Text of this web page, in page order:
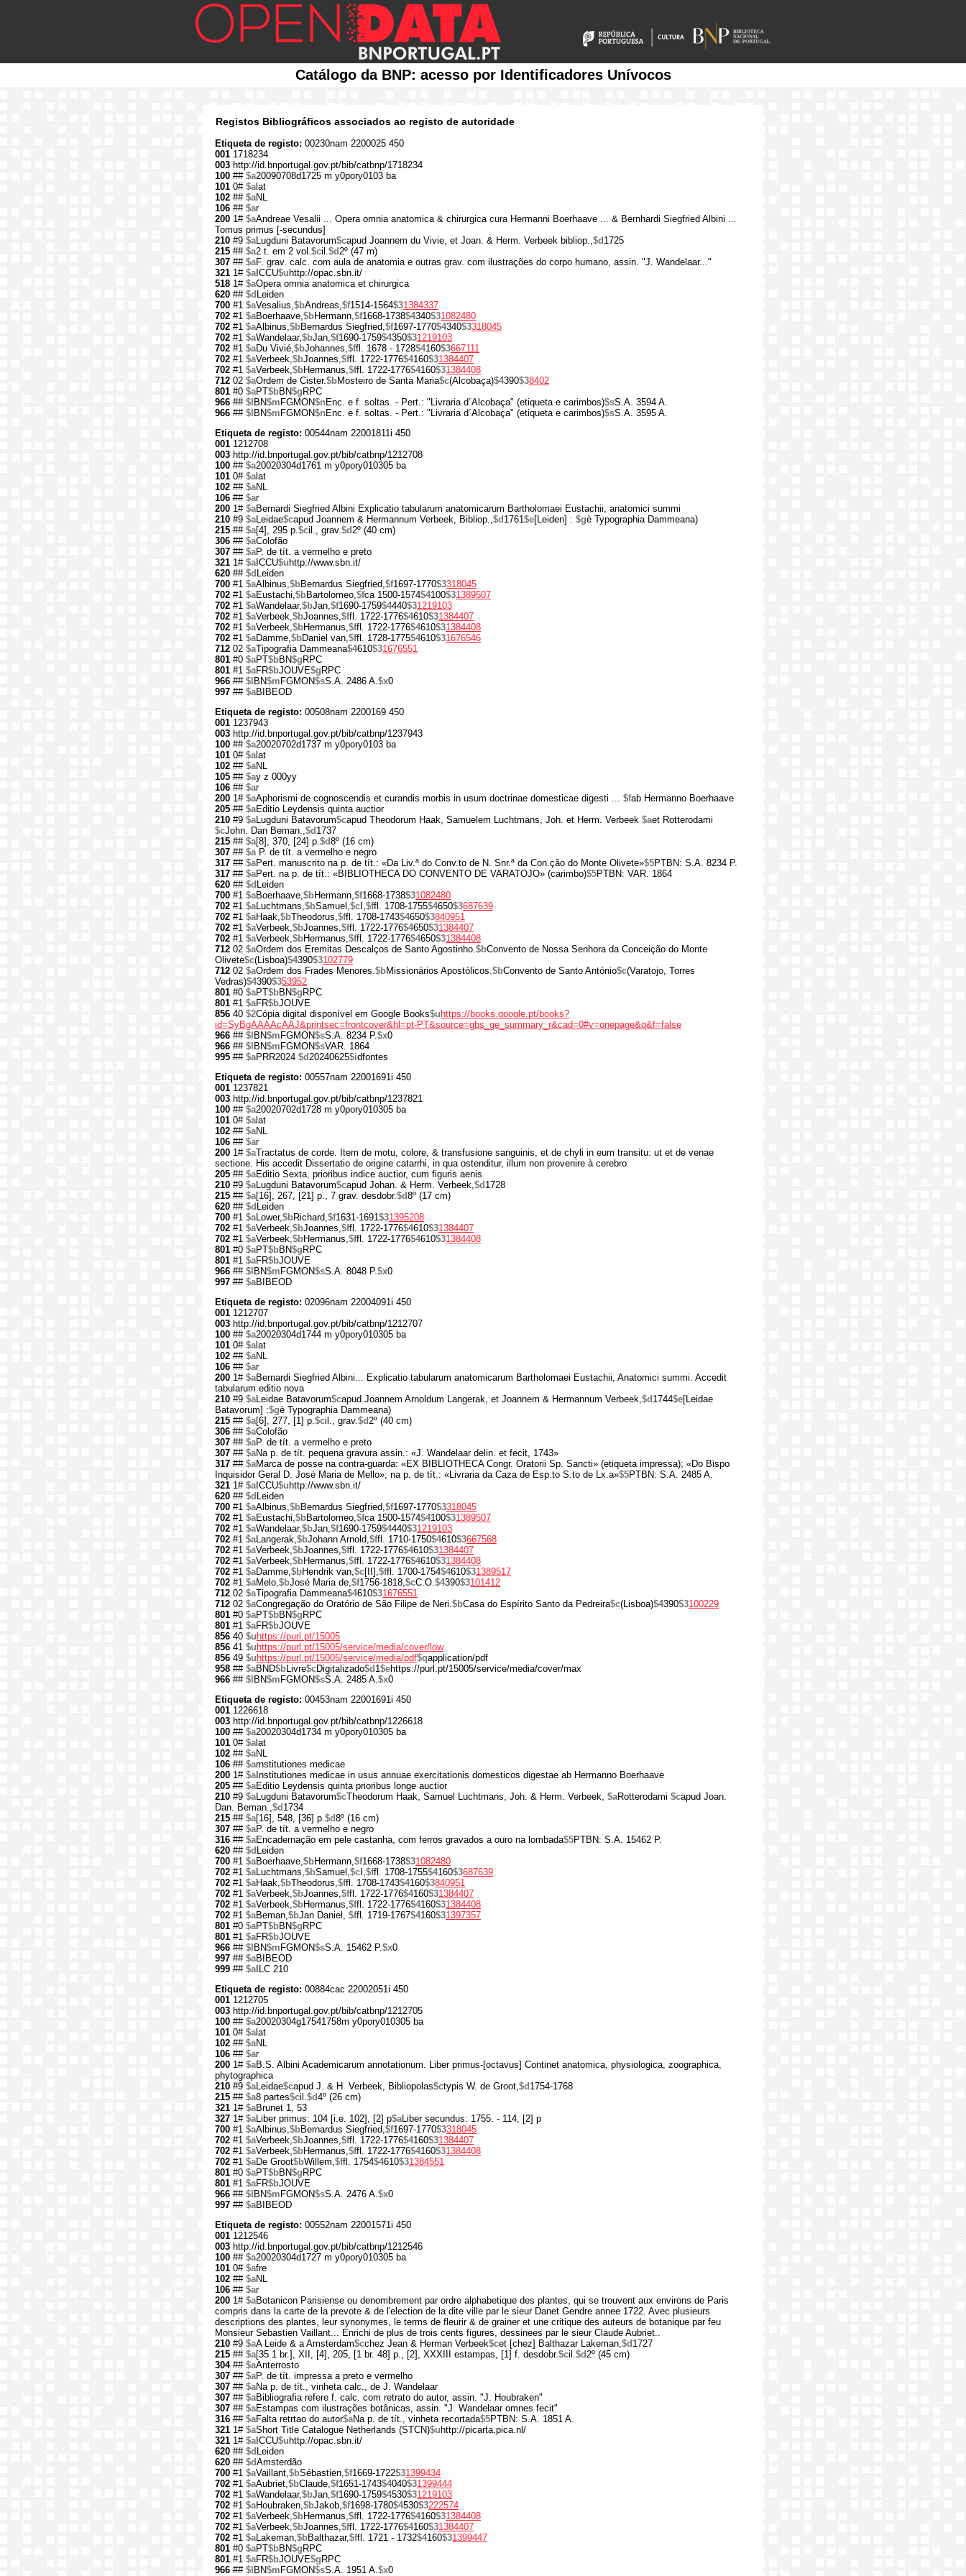
Catálogo da BNP: acesso por Identificadores Unívocos
Registos Bibliográficos associados ao registo de autoridade
Etiqueta de registo: 00230nam 2200025 450
001 1718234
003 http://id.bnportugal.gov.pt/bib/catbnp/1718234
100 ## $a20090708d1725 m y0pory0103 ba
101 0# $alat
102 ## $aNL
106 ## $ar
200 1# $aAndreae Vesalii ... Opera omnia anatomica & chirurgica cura Hermanni Boerhaave ... & Bernhardi Siegfried Albini ...
Tomus primus [-secundus]
210 #9 $aLugduni Batavorum$capud Joannem du Vivie, et Joan. & Herm. Verbeek bibliop.,$d 1725
215 ## $a2 t. em 2 vol.$cil.$d2º (47 m)
307 ## $aF. grav. calc. com aula de anatomia e outras grav. com ilustrações do corpo humano, assin. "J. Wandelaar..."
321 1# $aICCU$u http://opac.sbn.it/
518 1# $aOpera omnia anatomica et chirurgica
620 ## $d Leiden
700 #1 $aVesalius,$bAndreas,$f1514-1564$31384337
702 #1 $aBoerhaave,$bHermann,$f1668-1738$4340$31082480
702 #1 $aAlbinus,$bBernardus Siegfried,$f1697-1770$4340$3318045
702 #1 $aWandelaar,$bJan,$f1690-1759$4350$31219103
702 #1 $aDu Vivié,$bJohannes,$ffl. 1678 - 1728$4160$3667111
702 #1 $aVerbeek,$bJoannes,$ffl. 1722-1776$4160$31384407
702 #1 $aVerbeek,$bHermanus,$ffl. 1722-1776$4160$31384408
712 02 $aOrdem de Cister.$bMosteiro de Santa Maria$c(Alcobaça)$4390$38402
801 #0 $aPT$bBN$g RPC
966 ## $l BN$m FGMON$n Enc. e f. soltas. - Pert.: "Livraria d´Alcobaça" (etiqueta e carimbos)$sS.A. 3594 A.
966 ## $l BN$m FGMON$n Enc. e f. soltas. - Pert.: "Livraria d´Alcobaça" (etiqueta e carimbos)$sS.A. 3595 A.
Etiqueta de registo: 00544nam 22001811i 450
001 1212708
003 http://id.bnportugal.gov.pt/bib/catbnp/1212708
100 ## $a20020304d1761 m y0pory010305 ba
101 0# $alat
102 ## $aNL
106 ## $ar
200 1# $aBernardi Siegfried Albini Explicatio tabularum anatomicarum Bartholomaei Eustachii, anatomici summi
210 #9 $aLeidae$capud Joannem & Hermannum Verbeek, Bibliop.,$d 1761$e[Leiden] : $gè Typographia Dammeana)
215 ## $a[4], 295 p.$cil., grav.$d2º (40 cm)
306 ## $aColofão
307 ## $aP. de tít. a vermelho e preto
321 1# $aICCU$u http://www.sbn.it/
620 ## $d Leiden
700 #1 $aAlbinus,$bBernardus Siegfried,$f1697-1770$3318045
702 #1 $aEustachi,$bBartolomeo,$fca 1500-1574$4100$31389507
702 #1 $aWandelaar,$bJan,$f1690-1759$4440$31219103
702 #1 $aVerbeek,$bJoannes,$ffl. 1722-1776$4610$31384407
702 #1 $aVerbeek,$bHermanus,$ffl. 1722-1776$4610$31384408
702 #1 $aDamme,$bDaniel van,$ffl. 1728-1775$4610$31676546
712 02 $aTipografia Dammeana$4610$31676551
801 #0 $aPT$bBN$g RPC
801 #1 $aFR$bJOUVE$g RPC
966 ## $l BN$m FGMON$sS.A. 2486 A.$x0
997 ## $aBIBEOD
Etiqueta de registo: 00508nam 2200169 450
001 1237943
003 http://id.bnportugal.gov.pt/bib/catbnp/1237943
100 ## $a20020702d1737 m y0pory0103 ba
101 0# $alat
102 ## $aNL
105 ## $ay z 000yy
106 ## $ar
200 1# $aAphorismi de cognoscendis et curandis morbis in usum doctrinae domesticae digesti ... $fab Hermanno Boerhaave
205 ## $aEditio Leydensis quinta auctior
210 #9 $aLugduni Batavorum$capud Theodorum Haak, Samuelem Luchtmans, Joh. et Herm. Verbeek $aet Rotterodami
$cJohn. Dan Beman.,$d 1737
215 ## $a[8], 370, [24] p.$d8º (16 cm)
307 ## $aP. de tít. a vermelho e negro
317 ## $aPert. manuscrito na p. de tít.: «Da Liv.ª do Conv.to de N. Snr.ª da Con.ção do Monte Olivete»$5PTBN: S.A. 8234 P.
317 ## $aPert. na p. de tít.: «BIBLIOTHECA DO CONVENTO DE VARATOJO» (carimbo)$5PTBN: VAR. 1864
620 ## $d Leiden
700 #1 $aBoerhaave,$bHermann,$f1668-1738$31082480
702 #1 $aLuchtmans,$bSamuel,$c I,$ffl. 1708-1755$4650$3687639
702 #1 $aHaak,$bTheodorus,$ffl. 1708-1743$4650$3840951
702 #1 $aVerbeek,$bJoannes,$ffl. 1722-1776$4650$31384407
702 #1 $aVerbeek,$bHermanus,$ffl. 1722-1776$4650$31384408
712 02 $aOrdem dos Eremitas Descalços de Santo Agostinho.$bConvento de Nossa Senhora da Conceição do Monte
Olivete$c(Lisboa)$4390$3102779
712 02 $aOrdem dos Frades Menores.$bMissionários Apostólicos.$bConvento de Santo António$c(Varatojo, Torres
Vedras)$4390$353952
801 #0 $aPT$bBN$g RPC
801 #1 $aFR$bJOUVE
856 40 $2Cópia digital disponível em Google Books$u https://books.google.pt/books?
id=SyBgAAAAcAAJ&printsec=frontcover&hl=pt-PT&source=gbs_ge_summary_r&cad=0#v=onepage&q&f=false
966 ## $l BN$m FGMON$sS.A. 8234 P.$x0
966 ## $l BN$m FGMON$sVAR. 1864
995 ## $aPRR2024 $d20240625$idfontes
Etiqueta de registo: 00557nam 22001691i 450
001 1237821
003 http://id.bnportugal.gov.pt/bib/catbnp/1237821
100 ## $a20020702d1728 m y0pory010305 ba
101 0# $alat
102 ## $aNL
106 ## $ar
200 1# $aTractatus de corde. Item de motu, colore, & transfusione sanguinis, et de chyli in eum transitu: ut et de venae
sectione. His accedit Dissertatio de origine catarrhi, in qua ostenditur, illum non provenire à cerebro
205 ## $aEditio Sexta, prioribus indice auctior, cum figuris aenis
210 #9 $aLugduni Batavorum$capud Johan. & Herm. Verbeek,$d 1728
215 ## $a[16], 267, [21] p., 7 grav. desdobr.$d8º (17 cm)
620 ## $d Leiden
700 #1 $aLower,$bRichard,$f1631-1691$31395208
702 #1 $aVerbeek,$bJoannes,$ffl. 1722-1776$4610$31384407
702 #1 $aVerbeek,$bHermanus,$ffl. 1722-1776$4610$31384408
801 #0 $aPT$bBN$g RPC
801 #1 $aFR$bJOUVE
966 ## $l BN$m FGMON$sS.A. 8048 P.$x0
997 ## $aBIBEOD
Etiqueta de registo: 02096nam 22004091i 450
001 1212707
003 http://id.bnportugal.gov.pt/bib/catbnp/1212707
100 ## $a20020304d1744 m y0pory010305 ba
101 0# $alat
102 ## $aNL
106 ## $ar
200 1# $aBernardi Siegfried Albini... Explicatio tabularum anatomicarum Bartholomaei Eustachii, Anatomici summi. Accedit
tabularum editio nova
210 #9 $aLeidae Batavorum$capud Joannem Arnoldum Langerak, et Joannem & Hermannum Verbeek,$d 1744$e[Leidae
Batavorum] :$gè Typographia Dammeana)
215 ## $a[6], 277, [1] p.$cil., grav.$d2º (40 cm)
306 ## $aColofão
307 ## $aP. de tít. a vermelho e preto
307 ## $aNa p. de tít. pequena gravura assin.: «J. Wandelaar delin. et fecit, 1743»
317 ## $aMarca de posse na contra-guarda: «EX BIBLIOTHECA Congr. Oratorii Sp. Sancti» (etiqueta impressa); «Do Bispo
Inquisidor Geral D. José Maria de Mello»; na p. de tít.: «Livraria da Caza de Esp.to S.to de Lx.a»$5PTBN: S.A. 2485 A.
321 1# $aICCU$u http://www.sbn.it/
620 ## $d Leiden
700 #1 $aAlbinus,$bBernardus Siegfried,$f1697-1770$3318045
702 #1 $aEustachi,$bBartolomeo,$fca 1500-1574$4100$31389507
702 #1 $aWandelaar,$bJan,$f1690-1759$4440$31219103
702 #1 $aLangerak,$bJohann Arnold,$ffl. 1710-1750$4610$3667568
702 #1 $aVerbeek,$bJoannes,$ffl. 1722-1776$4610$31384407
702 #1 $aVerbeek,$bHermanus,$ffl. 1722-1776$4610$31384408
702 #1 $aDamme,$bHendrik van,$c[II],$ffl. 1700-1754$4610$31389517
702 #1 $aMelo,$bJosé Maria de,$f1756-1818,$cC.O.$4390$3101412
712 02 $aTipografia Dammeana$4610$31676551
712 02 $aCongregação do Oratório de São Filipe de Neri.$bCasa do Espírito Santo da Pedreira$c(Lisboa)$4390$3100229
801 #0 $aPT$bBN$g RPC
801 #1 $aFR$bJOUVE
856 40 $u https://purl.pt/15005
856 41 $u https://purl.pt/15005/service/media/cover/low
856 49 $u https://purl.pt/15005/service/media/pdf$qapplication/pdf
958 ## $aBND$bLivre$cDigitalizado$d 1$ehttps://purl.pt/15005/service/media/cover/max
966 ## $l BN$m FGMON$sS.A. 2485 A.$x0
Etiqueta de registo: 00453nam 22001691i 450
001 1226618
003 http://id.bnportugal.gov.pt/bib/catbnp/1226618
100 ## $a20020304d1734 m y0pory010305 ba
101 0# $alat
102 ## $aNL
106 ## $arnstitutiones medicae
200 1# $aInstitutiones medicae in usus annuae exercitationis domesticos digestae ab Hermanno Boerhaave
205 ## $aEditio Leydensis quinta prioribus longe auctior
210 #9 $aLugduni Batavorum$cTheodorum Haak, Samuel Luchtmans, Joh. & Herm. Verbeek, $aRotterodami $capud Joan.
Dan. Beman.,$d 1734
215 ## $a[16], 548, [36] p.$d8º (16 cm)
307 ## $aP. de tít. a vermelho e negro
316 ## $aEncadernação em pele castanha, com ferros gravados a ouro na lombada$5PTBN: S.A. 15462 P.
620 ## $d Leiden
700 #1 $aBoerhaave,$bHermann,$f1668-1738$31082480
702 #1 $aLuchtmans,$bSamuel,$c I,$ffl. 1708-1755$4160$3687639
702 #1 $aHaak,$bTheodorus,$ffl. 1708-1743$4160$3840951
702 #1 $aVerbeek,$bJoannes,$ffl. 1722-1776$4160$31384407
702 #1 $aVerbeek,$bHermanus,$ffl. 1722-1776$4160$31384408
702 #1 $aBeman,$bJan Daniel, $ffl. 1719-1767$4160$31397357
801 #0 $aPT$bBN$g RPC
801 #1 $aFR$bJOUVE
966 ## $l BN$m FGMON$sS.A. 15462 P.$x0
997 ## $aBIBEOD
999 ## $aILC 210
Etiqueta de registo: 00884cac 22002051i 450
001 1212705
003 http://id.bnportugal.gov.pt/bib/catbnp/1212705
100 ## $a20020304g17541758m y0pory010305 ba
101 0# $alat
102 ## $aNL
106 ## $ar
200 1# $aB.S. Albini Academicarum annotationum. Liber primus-[octavus] Continet anatomica, physiologica, zoographica,
phytographica
210 #9 $aLeidae$capud J. & H. Verbeek, Bibliopolas$ctypis W. de Groot,$d 1754-1768
215 ## $a8 partes$cil.$d4º (26 cm)
321 1# $aBrunet 1, 53
327 1# $aLiber primus: 104 [i.e. 102], [2] p$aLiber secundus: 1755. - 114, [2] p
700 #1 $aAlbinus,$bBernardus Siegfried,$f1697-1770$3318045
702 #1 $aVerbeek,$bJoannes,$ffl. 1722-1776$4160$31384407
702 #1 $aVerbeek,$bHermanus,$ffl. 1722-1776$4160$31384408
702 #1 $aDe Groot$bWillem,$ffl. 1754$4610$31384551
801 #0 $aPT$bBN$g RPC
801 #1 $aFR$bJOUVE
966 ## $l BN$m FGMON$sS.A. 2476 A.$x0
997 ## $aBIBEOD
Etiqueta de registo: 00552nam 22001571i 450
001 1212546
003 http://id.bnportugal.gov.pt/bib/catbnp/1212546
100 ## $a20020304d1727 m y0pory010305 ba
101 0# $afre
102 ## $aNL
106 ## $ar
200 1# $aBotanicon Parisiense ou denombrement par ordre alphabetique des plantes, qui se trouvent aux environs de Paris
compris dans la carte de la prevote & de l'election de la dite ville par le sieur Danet Gendre annee 1722. Avec plusieurs
descriptions des plantes, leur synonymes, le terms de fleurir & de grainer et une critique des auteurs de botanique par feu
Monsieur Sebastien Vaillant... Enrichi de plus de trois cents figures, dessinees par le sieur Claude Aubriet..
210 #9 $aA Leide & a Amsterdam$cchez Jean & Herman Verbeek$cet [chez] Balthazar Lakeman,$d 1727
215 ## $a[35 1 br.], XII, [4], 205, [1 br. 48] p., [2], XXXIII estampas, [1] f. desdobr.$cil.$d2º (45 cm)
304## $aAnterrosto
307 ## $aP. de tít. impressa a preto e vermelho
307 ## $aNa p. de tít., vinheta calc., de J. Wandelaar
307 ## $aBibliografia refere f. calc. com retrato do autor, assin. "J. Houbraken"
307 ## $aEstampas com ilustrações botânicas, assin. "J. Wandelaar omnes fecit"
316 ## $aFalta retrtao do autor$aNa p. de tít., vinheta recortada$5PTBN: S.A. 1851 A.
321 1# $aShort Title Catalogue Netherlands (STCN)$u http://picarta.pica.nl/
321 1# $aICCU$u http://opac.sbn.it/
620 ## $d Leiden
620 ## $dAmsterdão
700 #1 $aVaillant,$bSébastien,$f1669-1722$31399434
702 #1 $aAubriet,$bClaude,$f1651-1743$4040$31399444
702 #1 $aWandelaar,$bJan,$f1690-1759$4530$31219103
702 #1 $aHoubraken,$bJakob,$f1698-1780$4530$3222574
702 #1 $aVerbeek,$bHermanus,$ffl. 1722-1776$4160$31384408
702 #1 $aVerbeek,$bJoannes,$ffl. 1722-1776$4160$31384407
702 #1 $aLakeman,$bBalthazar,$ffl. 1721 - 1732$4160$31399447
801 #0 $aPT$bBN$g RPC
801 #1 $aFR$bJOUVE$g RPC
966 ## $l BN$m FGMON$sS.A. 1951 A.$x0